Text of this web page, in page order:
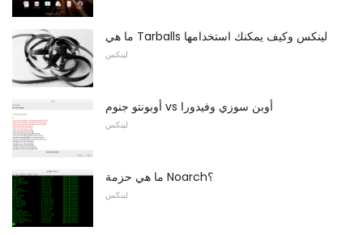
ما هي Tarballs لينكس وكيف يمكنك استخدامها
لينكس
أوبونتو جنوم vs أوبن سوزي وفيدورا
لينكس
ما هي حزمة Noarch؟
لينكس